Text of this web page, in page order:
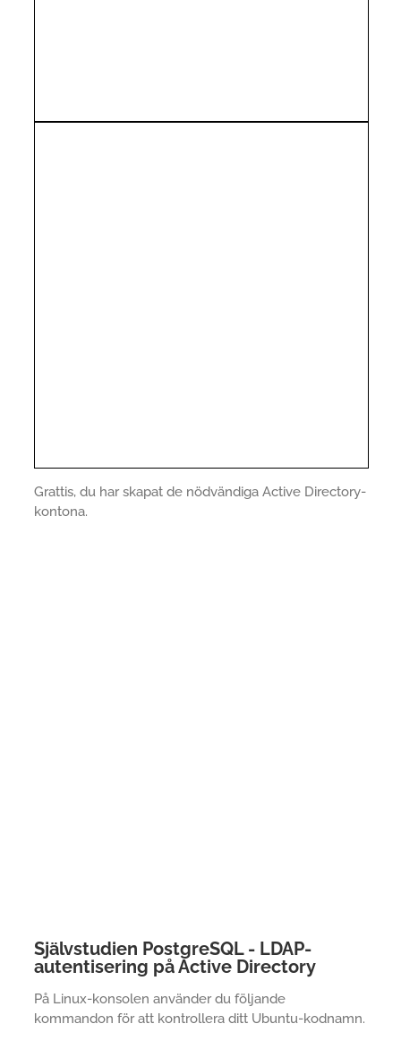
Grattis, du har skapat de nödvändiga Active Directory-
kontona.
Självstudien PostgreSQL - LDAP-
autentisering på Active Directory
På Linux-konsolen använder du följande
kommandon för att kontrollera ditt Ubuntu-kodnamn.